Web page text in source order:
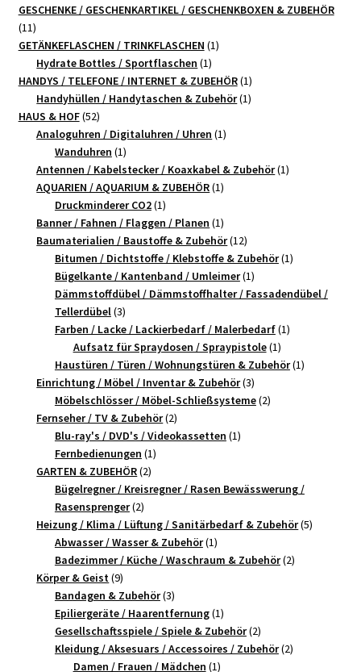
Produkt
GESCHENKE / GESCHENKARTIKEL / GESCHENKBOXEN & ZUBEHÖR
1111
Produkte
GETÄNKEFLASCHEN / TRINKFLASCHEN 11
Hydrate Bottles / Sportflaschen 11
Produkt
HANDYS / TELEFONE / INTERNET & ZUBEHÖR 11
Produkt
Handyhüllen / Handytaschen & Zubehör 11
HAUS & HOF 5252
Produkte
Analoguhren / Digitaluhren / Uhren 11
Wanduhren 11
Produkt
Antennen / Kabelstecker / Koaxkabel & Zubehör 11
AQUARIEN / AQUARIUM & ZUBEHÖR 11
Druckminderer CO2 11
Produkt
Banner / Fahnen / Flaggen / Planen 11
Produkt
Baumaterialien / Baustoffe & Zubehör 1212
Produkte
Bitumen / Dichtstoffe / Klebstoffe & Zubehör 11
Bügelkante / Kantenband / Umleimer 11
Produkt
Dämmstoffdübel / Dämmstoffhalter / Fassadendübel /
Tellerdübel 33
Produkte
Farben / Lacke / Lackierbedarf / Malerbedarf 11
Aufsatz für Spraydosen / Spraypistole 11
Produkt
Haustüren / Türen / Wohnungstüren & Zubehör 11
Einrichtung / Möbel / Inventar & Zubehör 33
Produkte
Möbelschlösser / Möbel-Schließsysteme 22
Fernseher / TV & Zubehör 22
Produkte
Blu-ray's / DVD's / Videokassetten 11
Fernbedienungen 11
GARTEN & ZUBEHÖR 22
Produkte
Bügelregner / Kreisregner / Rasen Bewässwerung /
Rasensprenger 22
Produkte
Heizung / Klima / Lüftung / Sanitärbedarf & Zubehör 55
Abwasser / Wasser & Zubehör 11
Produkt
Badezimmer / Küche / Waschraum & Zubehör 22
Körper & Geist 99
Produkte
Bandagen & Zubehör 33
Produkte
Epiliergeräte / Haarentfernung 11
Produkt
Gesellschaftsspiele / Spiele & Zubehör 22
Produkte
Kleidung / Aksesuars / Accessoires / Zubehör 22
Damen / Frauen / Mädchen 11